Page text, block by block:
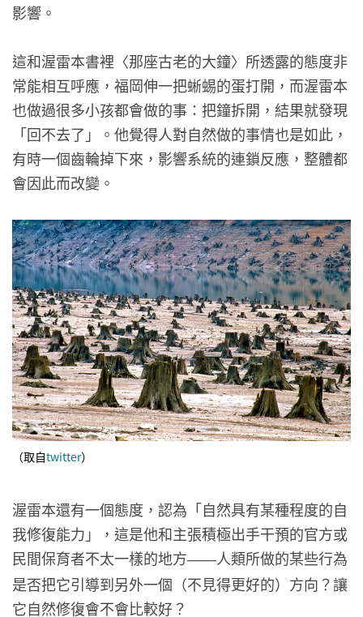
影響。
這和渥雷本書裡〈那座古老的大鐘〉所透露的態度非
常能相互呼應，福岡伸一把蜥蜴的蛋打開，而渥雷本
也做過很多小孩都會做的事：把鐘拆開，結果就發現
「回不去了」。他覺得人對自然做的事情也是如此，
有時一個齒輪掉下來，影響系統的連鎖反應，整體都
會因此而改變。
（取自twitter）
渥雷本還有一個態度，認為「自然具有某種程度的自
我修復能力」，這是他和主張積極出手干預的官方或
民間保育者不太一樣的地方——人類所做的某些行為
是否把它引導到另外一個（不見得更好的）方向？讓
它自然修復會不會比較好？